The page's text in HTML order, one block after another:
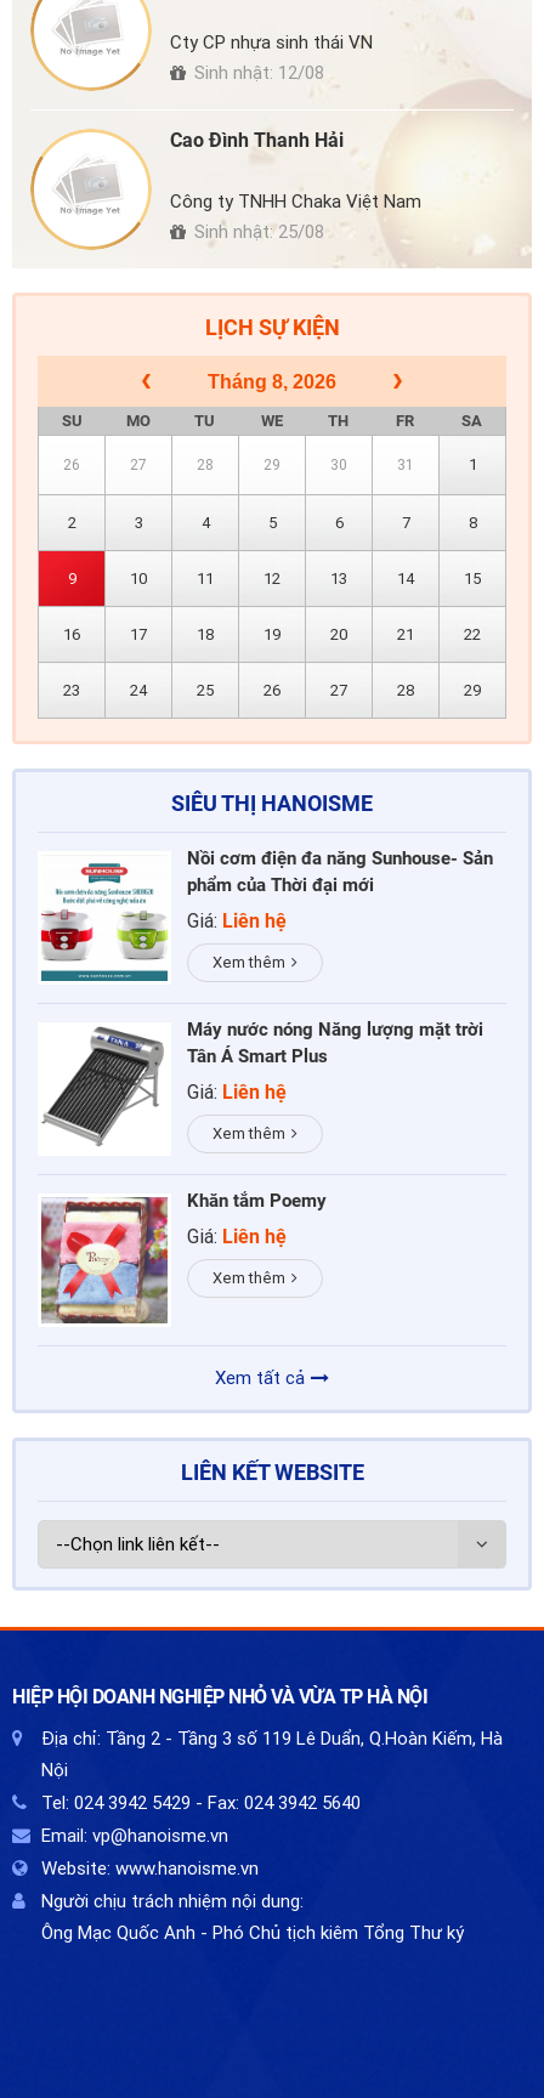
Cty CP nhựa sinh thái VN
Sinh nhật: 12/08
Cao Đình Thanh Hải
Công ty TNHH Chaka Việt Nam
Sinh nhật: 25/08
LỊCH SỰ KIỆN
Tháng 8, 2026
SU MO TU WE TH FR SA
26 27 28 29 30 31 1
2 3 4 5 6 7 8
9 10 11 12 13 14 15
16 17 18 19 20 21 22
23 24 25 26 27 28 29
SIÊU THỊ HANOISME
Nồi cơm điện đa năng Sunhouse- Sản
phẩm của Thời đại mới
Giá: Liên hệ
Xem thêm
Máy nước nóng Năng lượng mặt trời
Tân Á Smart Plus
Giá: Liên hệ
Xem thêm
Khăn tắm Poemy
Giá: Liên hệ
Xem thêm
Xem tất cả
LIÊN KẾT WEBSITE
HIỆP HỘI DOANH NGHIỆP NHỎ VÀ VỪA TP HÀ NỘI
Địa chỉ: Tầng 2 - Tầng 3 số 119 Lê Duẩn, Q.Hoàn Kiếm, Hà
Nội
Tel: 024 3942 5429 - Fax: 024 3942 5640
Email: vp@hanoisme.vn
Website: www.hanoisme.vn
Người chịu trách nhiệm nội dung:
Ông Mạc Quốc Anh - Phó Chủ tịch kiêm Tổng Thư ký